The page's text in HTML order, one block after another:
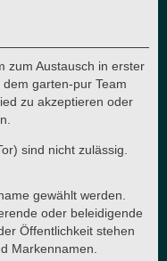
zum Austausch in erster
garten-pur Team
zu akzeptieren oder
sind nicht zulässig.
gewählt werden.
oder beleidigende
Öffentlichkeit stehen
Markennamen.